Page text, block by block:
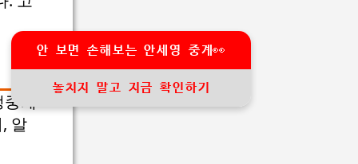
계
알
안 보면 손해보는 안세영 중계👀
놓치지 말고 지금 확인하기